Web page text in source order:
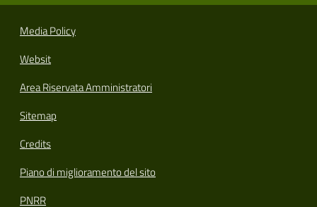
Media Policy
Websit
Area Riservata Amministratori
Sitemap
Credits
Piano di miglioramento del sito
PNRR